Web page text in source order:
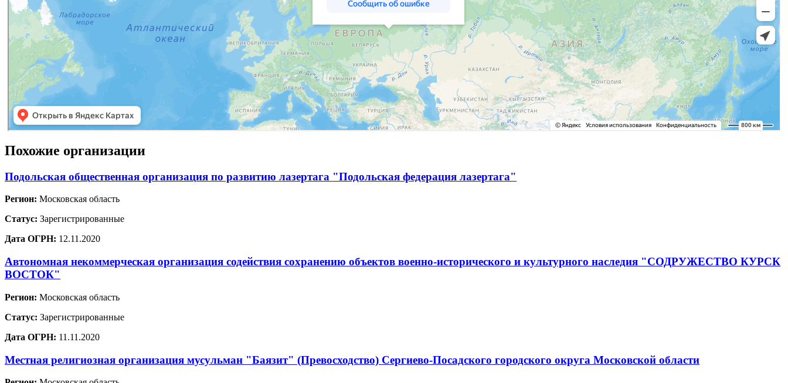
Похожие организации
Подольская общественная организация по развитию лазертага "Подольская федерация лазертага"
Регион: Московская область
Статус: Зарегистрированные
Дата ОГРН: 12.11.2020
Автономная некоммерческая организация содействия сохранению объектов военно-исторического и культурного наследия "СОДРУЖЕСТВО КУРСК
ВОСТОК"
Регион: Московская область
Статус: Зарегистрированные
Дата ОГРН: 11.11.2020
Местная религиозная организация мусульман "Баязит" (Превосходство) Сергиево-Посадского городского округа Московской области